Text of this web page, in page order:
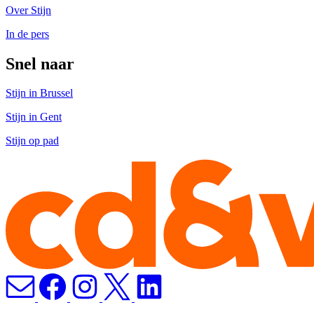
Over Stijn
In de pers
Snel naar
Stijn in Brussel
Stijn in Gent
Stijn op pad